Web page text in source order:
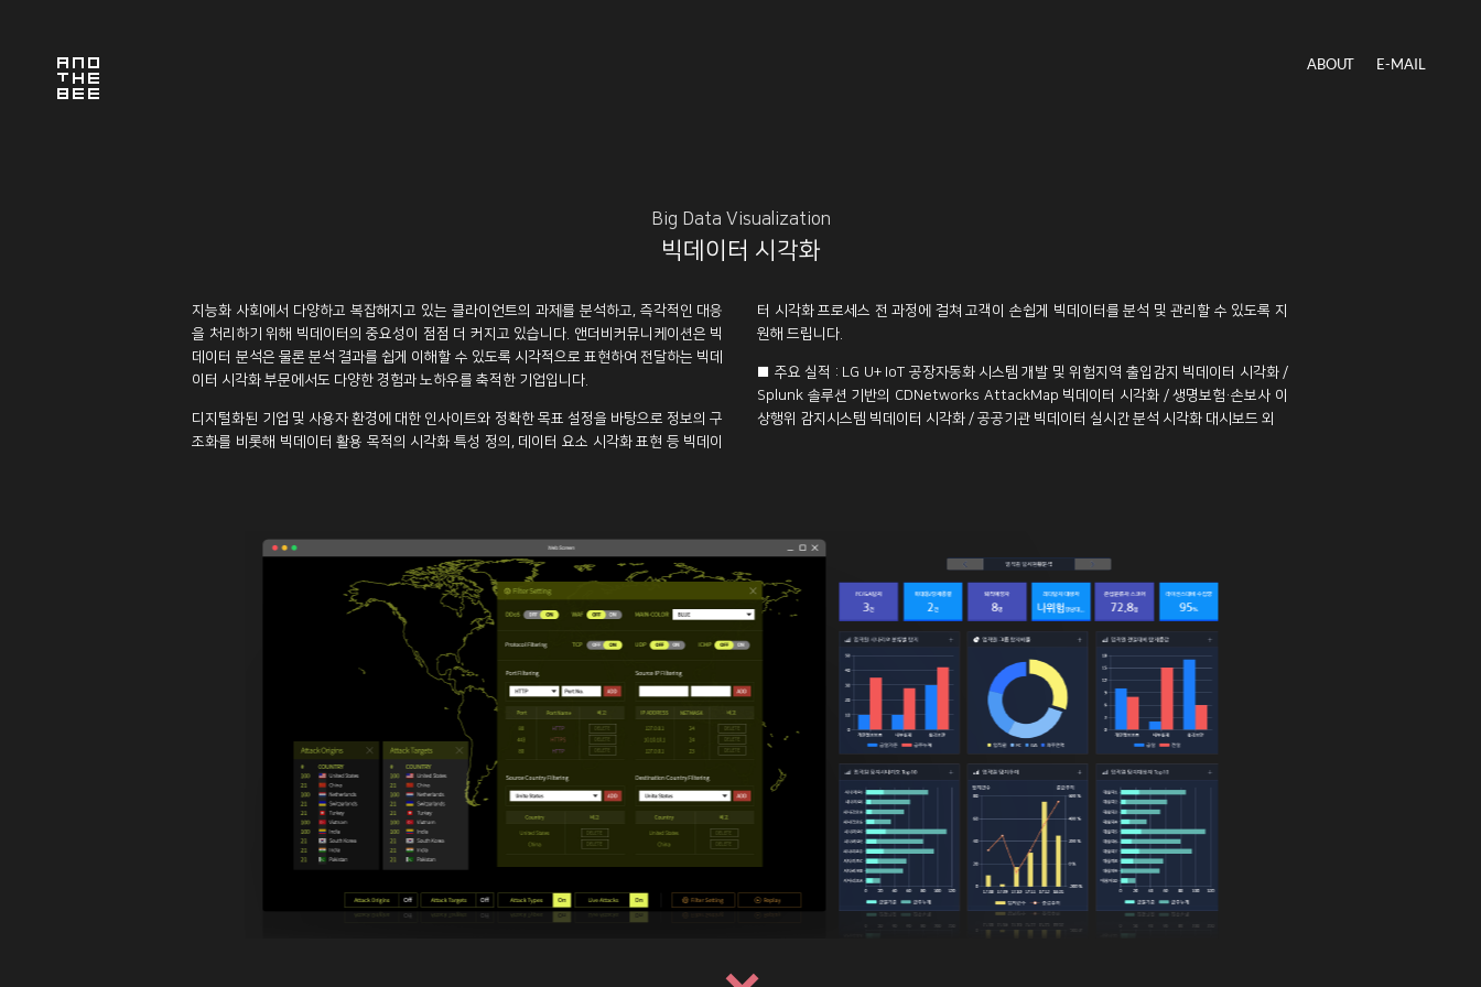
ABOUT E-MAIL
Big Data Visualization
빅데이터 시각화
지능화 사회에서 다양하고 복잡해지고 있는 클라이언트의 과제를 분석하고, 즉각적인 대응
을 처리하기 위해 빅데이터의 중요성이 점점 더 커지고 있습니다. 앤더비커뮤니케이션은 빅
데이터 분석은 물론 분석 결과를 쉽게 이해할 수 있도록 시각적으로 표현하여 전달하는 빅데
이터 시각화 부문에서도 다양한 경험과 노하우를 축적한 기업입니다.
디지털화된 기업 및 사용자 환경에 대한 인사이트와 정확한 목표 설정을 바탕으로 정보의 구
조화를 비롯해 빅데이터 활용 목적의 시각화 특성 정의, 데이터 요소 시각화 표현 등 빅데이
터 시각화 프로세스 전 과정에 걸쳐 고객이 손쉽게 빅데이터를 분석 및 관리할 수 있도록 지
원해 드립니다.
■ 주요 실적 : LG U+ IoT 공장자동화 시스템 개발 및 위험지역 출입감지 빅데이터 시각화 /
Splunk 솔루션 기반의 CDNetworks AttackMap 빅데이터 시각화 / 생명보험·손보사 이
상행위 감지시스템 빅데이터 시각화 / 공공기관 빅데이터 실시간 분석 시각화 대시보드 외